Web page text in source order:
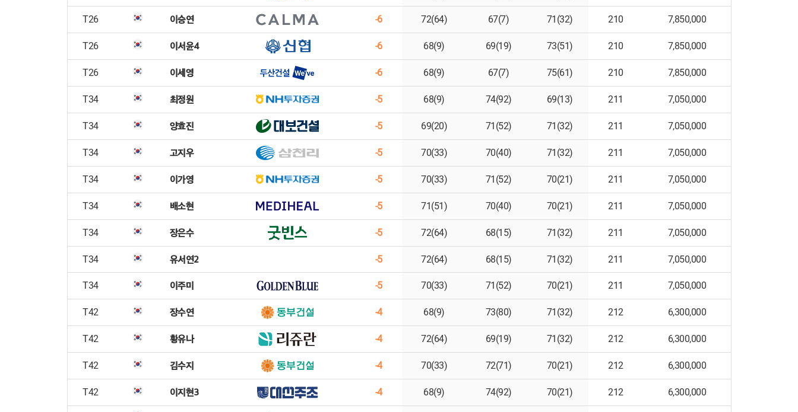
T26 이승연 -6 72(64) 67(7) 71(32) 210 7,850,000
T26 이서윤4 -6 68(9) 69(19) 73(51) 210 7,850,000
T26 이세영 -6 68(9) 67(7) 75(61) 210 7,850,000
T34 최정원 -5 68(9) 74(92) 69(13) 211 7,050,000
T34 양효진 -5 69(20) 71(52) 71(32) 211 7,050,000
T34 고지우 -5 70(33) 70(40) 71(32) 211 7,050,000
T34 이가영 -5 70(33) 71(52) 70(21) 211 7,050,000
T34 배소현 -5 71(51) 70(40) 70(21) 211 7,050,000
T34 장은수 -5 72(64) 68(15) 71(32) 211 7,050,000
T34 유서연2 -5 72(64) 68(15) 71(32) 211 7,050,000
T34 이주미 -5 70(33) 71(52) 70(21) 211 7,050,000
T42 장수연 -4 68(9) 73(80) 71(32) 212 6,300,000
T42 황유나 -4 72(64) 69(19) 71(32) 212 6,300,000
T42 김수지 -4 70(33) 72(71) 70(21) 212 6,300,000
T42 이지현3 -4 68(9) 74(92) 70(21) 212 6,300,000